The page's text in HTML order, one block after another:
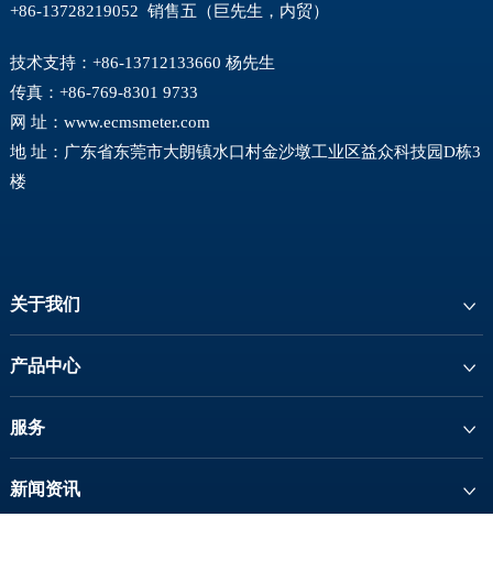
+86-13728219052 销售五（巨先生，内贸）
技术支持：+86-13712133660 杨先生
传真：+86-769-8301 9733
网 址： www.ecmsmeter.com
地 址：广东省东莞市大朗镇水口村金沙墩工业区益众科技园D栋3
楼
关于我们
产品中心
服务
新闻资讯